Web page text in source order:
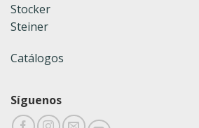
Stocker
Steiner
Catálogos
Síguenos